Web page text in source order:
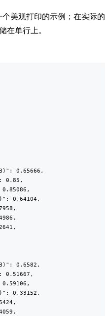
美观打印的示例；在实际的
在单行上。
0.65666,
0.85,
0.64104,
0.6582,
0.51667,
0.33152,